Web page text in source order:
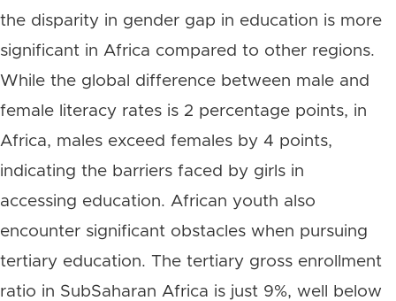
the disparity in gender gap in education is more
significant in Africa compared to other regions.
While the global difference between male and
female literacy rates is 2 percentage points, in
Africa, males exceed females by 4 points,
indicating the barriers faced by girls in
accessing education. African youth also
encounter significant obstacles when pursuing
tertiary education. The tertiary gross enrollment
ratio in SubSaharan Africa is just 9%, well below